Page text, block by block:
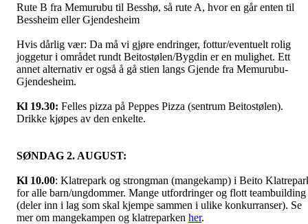
Rute B fra Memurubu til Besshø, så rute A, hvor en går enten til
Bessheim eller Gjendesheim
Hvis dårlig vær: Da må vi gjøre endringer, fottur/eventuelt rolig
joggetur i området rundt Beitostølen/Bygdin er en mulighet. Ett
annet alternativ er også å gå stien langs Gjende fra Memurubu-
Gjendesheim.
Kl 19.30: Felles pizza på Peppes Pizza (sentrum Beitostølen).
Drikke kjøpes av den enkelte.
SØNDAG 2. AUGUST:
Kl 10.00: Klatrepark og strongman (mangekamp) i Beito
for alle barn/ungdommer. Mange utfordringer og flott teambuilding
(deler inn i lag som skal kjempe sammen i ulike konkurranser). Se
mer om mangekampen og klatreparken her.